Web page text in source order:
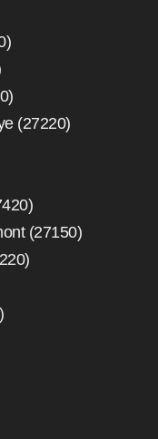
(27220)
(27150)